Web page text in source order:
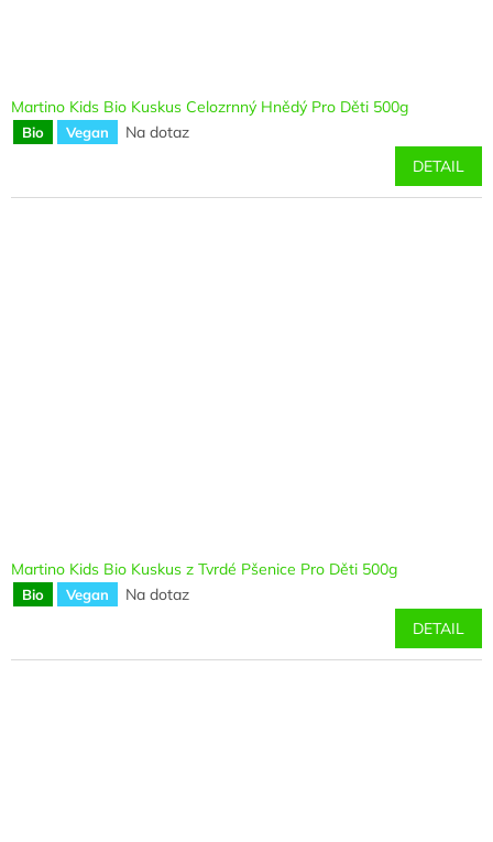
Martino Kids Bio Kuskus Celozrnný Hnědý Pro Děti 500g
Bio Vegan
Na dotaz
DETAIL
Martino Kids Bio Kuskus z Tvrdé Pšenice Pro Děti 500g
Bio Vegan
Na dotaz
DETAIL